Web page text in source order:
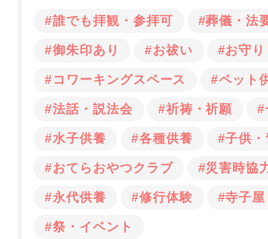
#誰でも拝観・参拝可 #葬儀・法
#御朱印あり #お祓い #お守り
#コワーキングスペース #ペット
#法話・説法会 #祈祷・祈願 #
#水子供養 #各種供養 #子供
#おてらおやつクラブ #災害時協
#永代供養 #修行体験 #寺子
#祭・イベント